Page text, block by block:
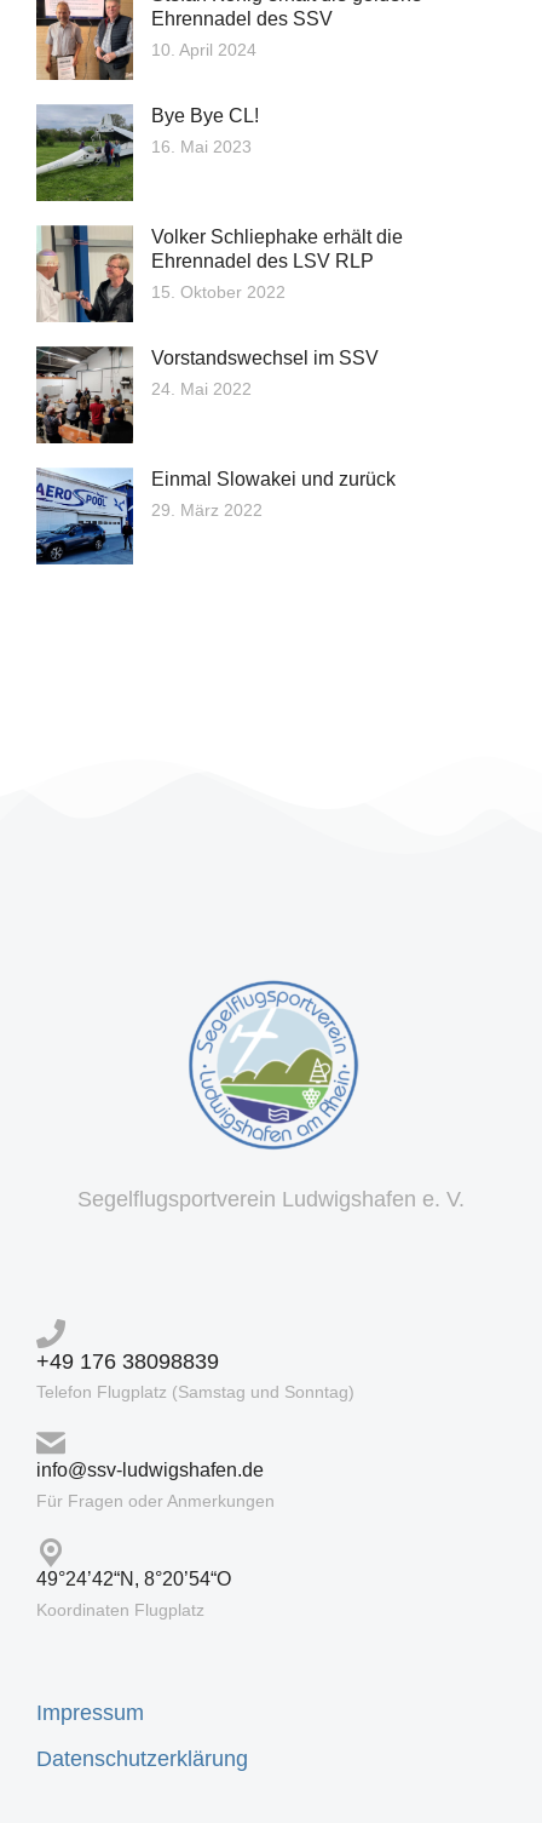
Ehrennadel des SSV
10. April 2024
Bye Bye CL!
16. Mai 2023
Volker Schliephake erhält die
Ehrennadel des LSV RLP
15. Oktober 2022
Vorstandswechsel im SSV
24. Mai 2022
Einmal Slowakei und zurück
29. März 2022
Segelflugsportverein Ludwigshafen e. V.
+49 176 38098839
Telefon Flugplatz (Samstag und Sonntag)
info@ssv-ludwigshafen.de
Für Fragen oder Anmerkungen
49°24’42“N, 8°20’54“O
Koordinaten Flugplatz
Impressum
Datenschutzerklärung